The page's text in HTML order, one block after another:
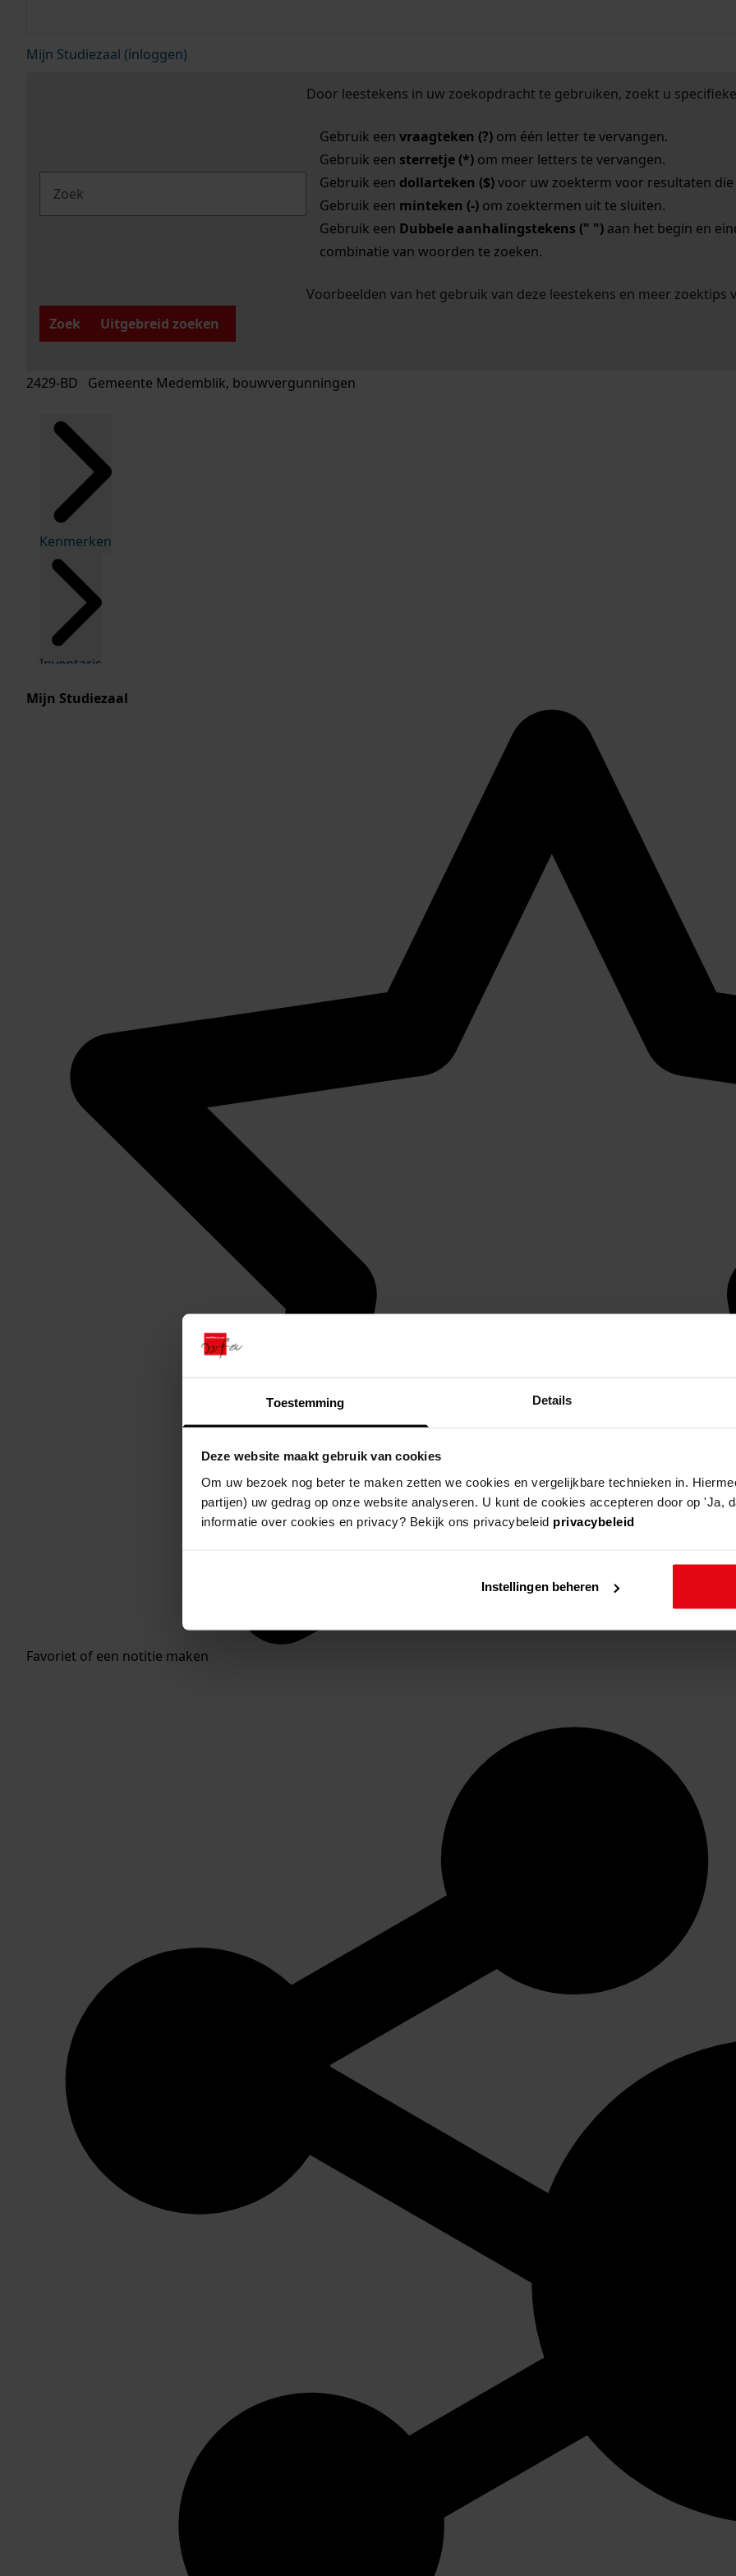
Toestemming Details
Deze website maakt gebruik van cookies
Om uw bezoek nog beter te maken zetten we cookies en vergelijkbare technieken in.
partijen) uw gedrag op onze website analyseren. U kunt de cookies accepteren door op 'Ja,
informatie over cookies en privacy? Bekijk ons privacybeleid privacybeleid
Instellingen beheren
Mijn Studiezaal (inloggen)
Door leestekens in uw zoekopdracht te gebruiken, zoekt u
Gebruik een vraagteken (?)om één letter te vervangen.
Gebruik een sterretje (*)om meer letters te vervangen.
Gebruik een dollarteken ($)voor uw zoekterm voor resultaten die
Gebruik een minteken (-)om zoektermen uit te sluiten.
Gebruik een Dubbele aanhalingstekens (" ")aan het begin en
combinatie van woorden te zoeken.
Voorbeelden van het gebruik van deze leestekens en meer zoektips
Zoek
Uitgebreid zoeken
2429-BD Gemeente Medemblik, bouwvergunningen
Kenmerken
Inventaris
Mijn Studiezaal
Favoriet of een notitie maken